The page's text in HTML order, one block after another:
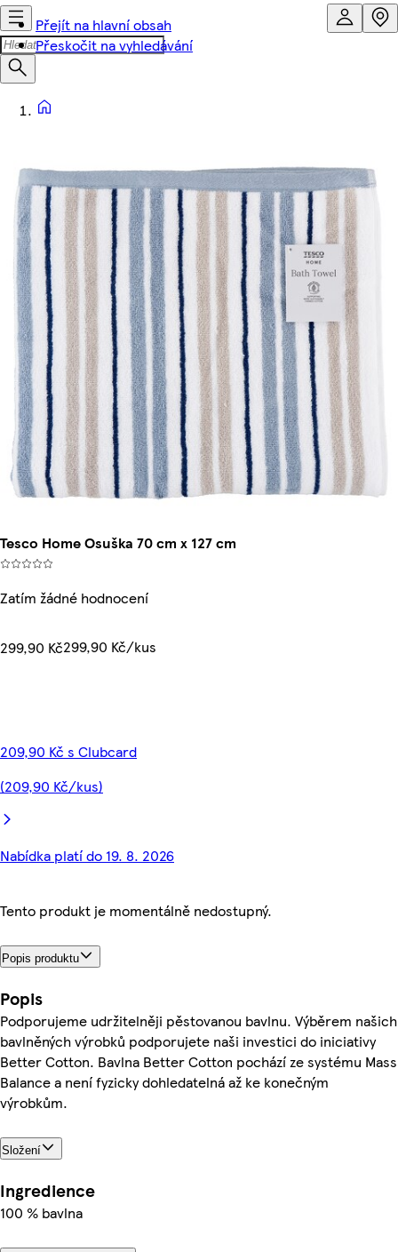
Přejít na hlavní obsah
Přeskočit na vyhledávání
Tesco Home Osuška 70 cm x 127 cm
Zatím žádné hodnocení
299,90 Kč299,90 Kč/kus
209,90 Kč s Clubcard
(209,90 Kč/kus)
Nabídka platí do 19. 8. 2026
Tento produkt je momentálně nedostupný.
Popis produktu
Popis
Podporujeme udržitelněji pěstovanou bavlnu. Výběrem našich
bavlněných výrobků podporujete naši investici do iniciativy
Better Cotton. Bavlna Better Cotton pochází ze systému Mass
Balance a není fyzicky dohledatelná až ke konečným
výrobkům.
Složení
Ingredience
100 % bavlna